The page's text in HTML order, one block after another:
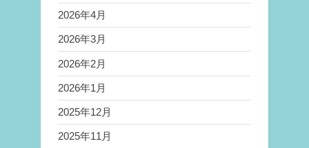
2026年4月
2026年3月
2026年2月
2026年1月
2025年12月
2025年11月